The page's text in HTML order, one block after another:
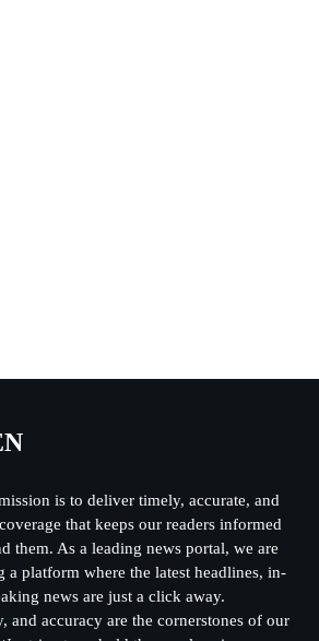
is to deliver timely, accurate, and
that keeps our readers informed
them. As a leading news portal, we are
a platform where the latest headlines, in-
news are just a click away.
and accuracy are the cornerstones of our